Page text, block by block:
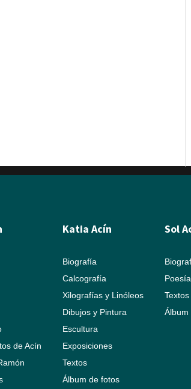
de Acín
Katia Acín
Biografía
Calcografía
Xilografías y Linóleos
Dibujos y Pintura
Escultura
Exposiciones
Textos
Álbum de fotos
Sol
Poesía
Textos
Álbum